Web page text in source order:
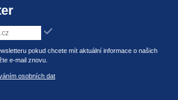
pokud chcete mít aktuální informace o našich
e-mail znovu.
osobních dat